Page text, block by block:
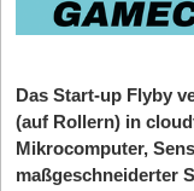
Das Start-up Flyby
(auf Rollern) in
Mikrocomputer,
maßgeschneiderter